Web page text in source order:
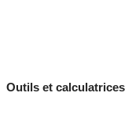
Outils et calculatrices